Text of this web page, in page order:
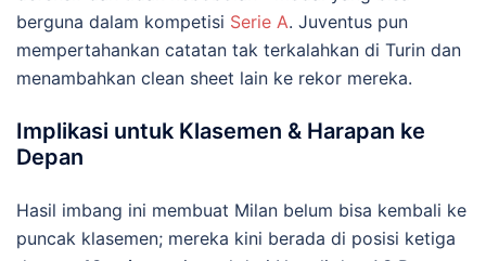
berguna dalam kompetisi Serie A. Juventus pun
mempertahankan catatan tak terkalahkan di Turin dan
menambahkan clean sheet lain ke rekor mereka.
Implikasi untuk Klasemen & Harapan ke
Depan
Hasil imbang ini membuat Milan belum bisa kembali ke
puncak klasemen; mereka kini berada di posisi ketiga